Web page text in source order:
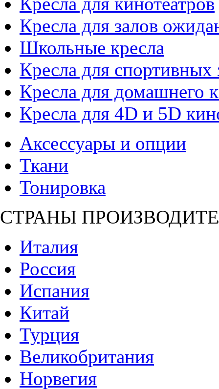
Кресла для залов
Школьные кресла
Кресла для спортивных
Кресла для домашнего
Кресла для 4D и 5D
Аксессуары и опции
Ткани
Тонировка
СТРАНЫ
Италия
Россия
Испания
Китай
Турция
Великобритания
Норвегия